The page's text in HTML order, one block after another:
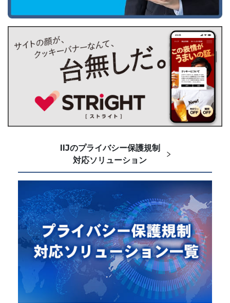
IIJのプライバシー保護規制
対応ソリューション